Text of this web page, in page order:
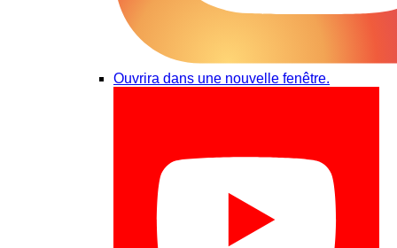
Ouvrira dans une nouvelle fenêtre.